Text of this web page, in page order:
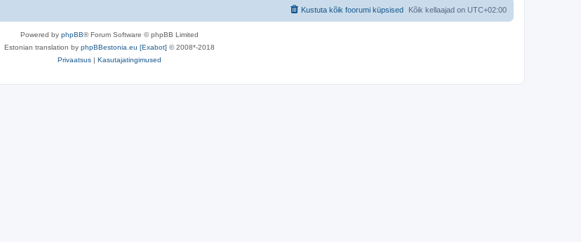
Kõik kellaajad on UTC+02:00
Kustuta kõik foorumi küpsised
Powered by phpBB® Forum Software © phpBB Limited
Estonian translation by phpBBestonia.eu [Exabot] © 2008*-2018
Privaatsus | Kasutajatingimused